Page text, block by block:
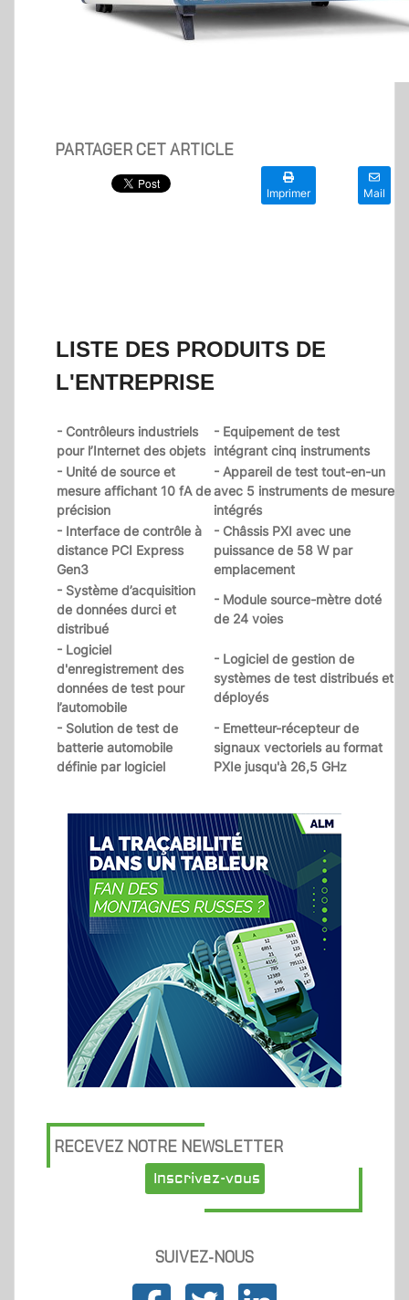
PARTAGER CET ARTICLE
Imprimer Mail
LISTE DES PRODUITS DE
L'ENTREPRISE
- Contrôleurs industriels
pour l’Internet des objets
- Equipement de test
intégrant cinq instruments
- Unité de source et
mesure affichant 10 fA de
précision
- Appareil de test tout-en-un
avec 5 instruments de mesure
intégrés
- Interface de contrôle à
distance PCI Express
Gen3
- Châssis PXI avec une
puissance de 58 W par
emplacement
- Système d’acquisition
de données durci et
distribué
- Module source-mètre doté
de 24 voies
- Logiciel
d'enregistrement des
données de test pour
l’automobile
- Logiciel de gestion de
systèmes de test distribués et
déployés
- Solution de test de
batterie automobile
définie par logiciel
- Emetteur-récepteur de
signaux vectoriels au format
PXIe jusqu'à 26,5 GHz
RECEVEZ NOTRE NEWSLETTER
Inscrivez-vous
SUIVEZ-NOUS